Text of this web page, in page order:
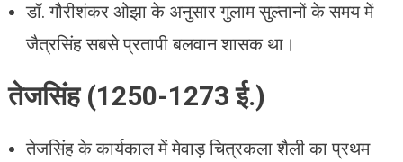
डॉ. गौरीशंकर ओझा के अनुसार गुलाम सुल्तानों के समय में
जैत्रसिंह सबसे प्रतापी बलवान शासक था।
तेजसिंह (1250-1273 ई.)
तेजसिंह के कार्यकाल में मेवाड़ चित्रकला शैली का प्रथम